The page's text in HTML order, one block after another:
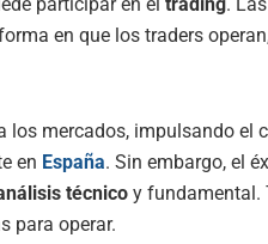
en que los traders
los mercados, impulsando el
en España. Sin embargo, el
técnico y fundamental.
para operar.